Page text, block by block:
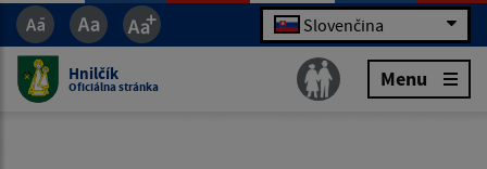
Slovenčina
Hnilčík
Oficiálna stránka Menu